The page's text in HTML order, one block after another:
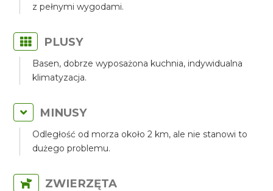
z pełnymi wygodami.
PLUSY
Basen, dobrze wyposażona kuchnia, indywidualna
klimatyzacja.
MINUSY
Odległość od morza około 2 km, ale nie stanowi to
dużego problemu.
ZWIERZĘTA